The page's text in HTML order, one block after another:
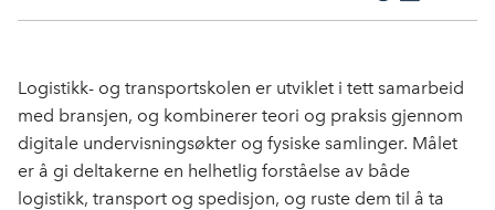
a
e
b
o
i
k
e
I
n
-
o
s
t
Logistikk- og transportskolen er utviklet i tett samarbeid
med bransjen, og kombinerer teori og praksis gjennom
digitale undervisningsøkter og fysiske samlinger. Målet
er å gi deltakerne en helhetlig forståelse av både
logistikk, transport og spedisjon, og ruste dem til å ta